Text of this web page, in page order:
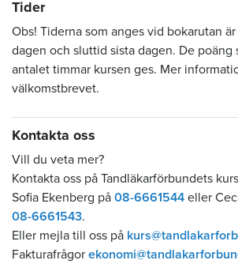
Tider
Obs! Tiderna som anges vid bokarutan
dagen och sluttid sista dagen. De poäng
antalet timmar kursen ges. Mer
välkomstbrevet.
Kontakta oss
Vill du veta mer?
Kontakta oss på Tandläkarförbundets
Sofia Ekenberg på 08-6661544 eller
08-6661543.
Eller mejla till oss på
Fakturafrågor